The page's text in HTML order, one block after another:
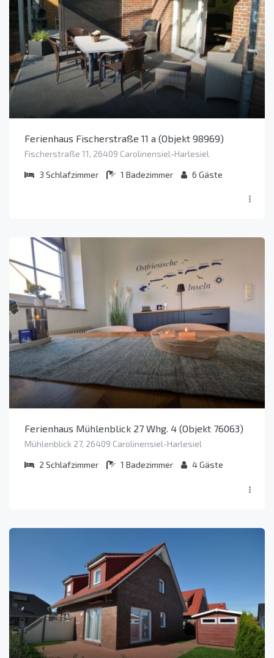
Ferienhaus Fischerstraße 11 a (Objekt 98969)
Fischerstraße 11, 26409 Carolinensiel-Harlesiel
3 Schlafzimmer 1 Badezimmer 6 Gäste
Ferienhaus Mühlenblick 27 Whg. 4 (Objekt 76063)
Mühlenblick 27, 26409 Carolinensiel-Harlesiel
2 Schlafzimmer 1 Badezimmer 4Gäste